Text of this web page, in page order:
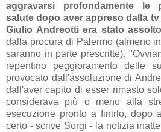
aggravarsi profondamente le
salute dopo aver appreso dalla
Giulio Andreotti era stato assolto
dalla procura di Palermo (almeno
saranno in parte prescritte).
repentino peggioramento delle
provocato dall'assoluzionedi
dall'aver capito di esser rimasto
considerava più o meno alla
esecuzione pronto a finirlo, dopo
certo - scrive Sorgi - la notizia